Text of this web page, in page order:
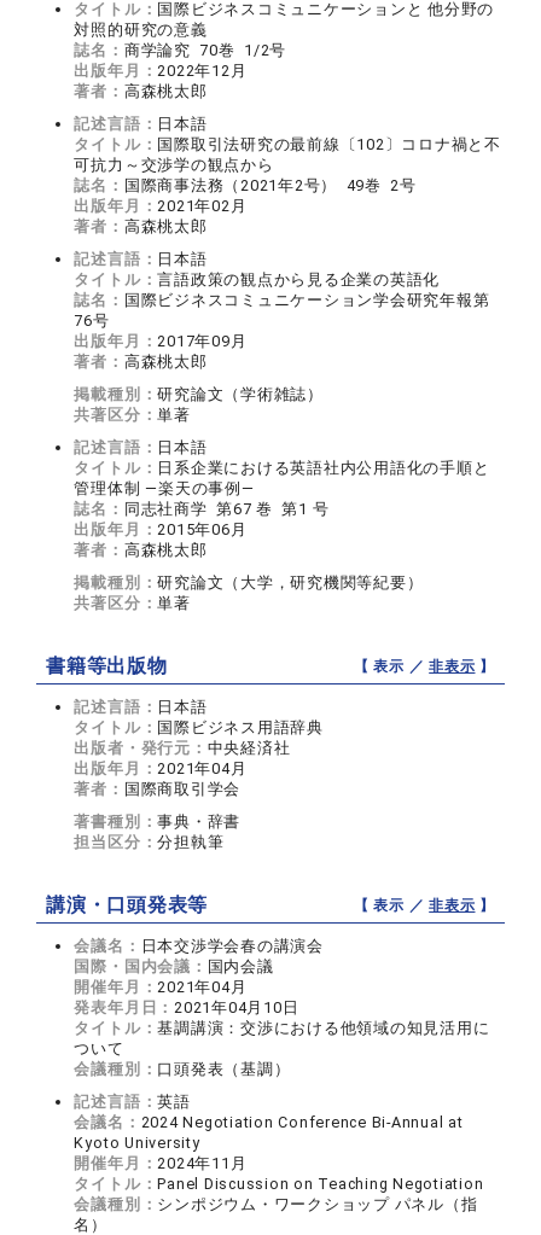
タイトル： 国際ビジネスコミュニケーションと 他分野の
対照的研究の意義
誌名： 商学論究 70巻 1/2号
出版年月：2022年12月
著者： 高森桃太郎
記述言語： 日本語
タイトル： 国際取引法研究の最前線〔102〕コロナ禍と不
可抗力～交渉学の観点から
誌名： 国際商事法務（2021年2号） 49巻 2号
出版年月：2021年02月
著者： 高森桃太郎
記述言語： 日本語
タイトル：言語政策の観点から見る企業の英語化
誌名： 国際ビジネスコミュニケーション学会研究年報第
76号
出版年月：2017年09月
著者： 高森桃太郎
掲載種別：研究論文（学術雑誌）
共著区分：単著
記述言語： 日本語
タイトル： 日系企業における英語社内公用語化の手順と
管理体制 ―楽天の事例―
誌名： 同志社商学 第67 巻 第1 号
出版年月：2015年06月
著者： 高森桃太郎
掲載種別：研究論文（大学，研究機関等紀要）
共著区分：単著
書籍等出版物 【 表示 ／非表示 】
記述言語： 日本語
タイトル： 国際ビジネス用語辞典
出版者・発行元： 中央経済社
出版年月：2021年04月
著者： 国際商取引学会
著書種別：事典・辞書
担当区分：分担執筆
講演・口頭発表等 【 表示 ／非表示 】
会議名： 日本交渉学会春の講演会
国際・国内会議： 国内会議
開催年月：2021年04月
発表年月日：2021年04月10日
タイトル：基調講演：交渉における他領域の知見活用に
ついて
会議種別： 口頭発表（基調）
記述言語：英語
会議名： 2024 Negotiation Conference Bi-Annual at
Kyoto University
開催年月：2024年11月
タイトル：Panel Discussion on Teaching Negotiation
会議種別： シンポジウム・ワークショップ パネル（指
名）